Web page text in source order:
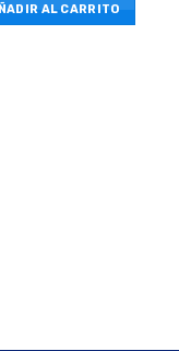
AL CARRITO